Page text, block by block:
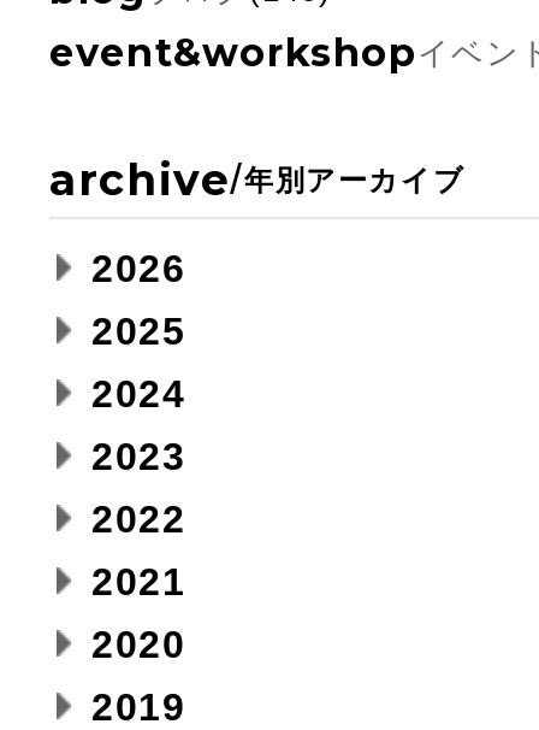
event&workshopイベン
archive/年別アーカイブ
2026
2025
2024
2023
2022
2021
2020
2019